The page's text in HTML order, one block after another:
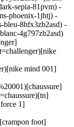
sepia-81pvm) -
phoenix-1jhtj) -
8hfx3zb2asd) -
4g797zb2asd)
mind 001]
1]
foot]